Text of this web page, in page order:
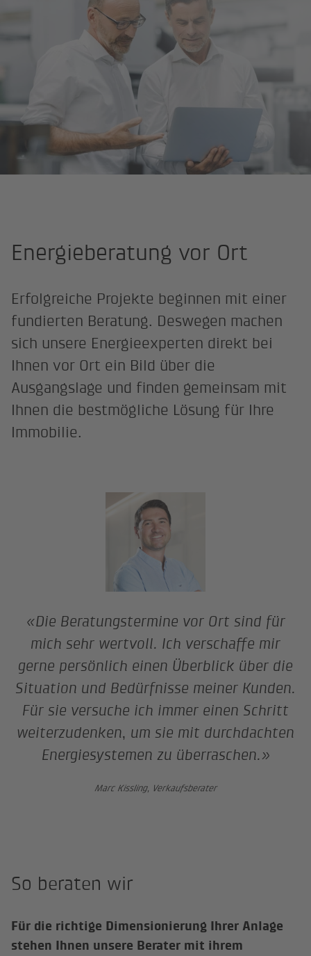
Energieberatung vor Ort
Erfolgreiche Projekte beginnen mit einer
fundierten Beratung. Deswegen machen
sich unsere Energieexperten direkt bei
Ihnen vor Ort ein Bild über die
Ausgangslage und finden gemeinsam mit
Ihnen die bestmögliche Lösung für Ihre
Immobilie.
«Die Beratungstermine vor Ort sind für
mich sehr wertvoll. Ich verschaffe mir
gerne persönlich einen Überblick über die
Situation und Bedürfnisse meiner Kunden.
Für sie versuche ich immer einen Schritt
weiterzudenken, um sie mit durchdachten
Energiesystemen zu überraschen.»
Marc Kissling, Verkaufsberater
So beraten wir
Für die richtige Dimensionierung Ihrer Anlage
stehen Ihnen unsere Berater mit ihrem